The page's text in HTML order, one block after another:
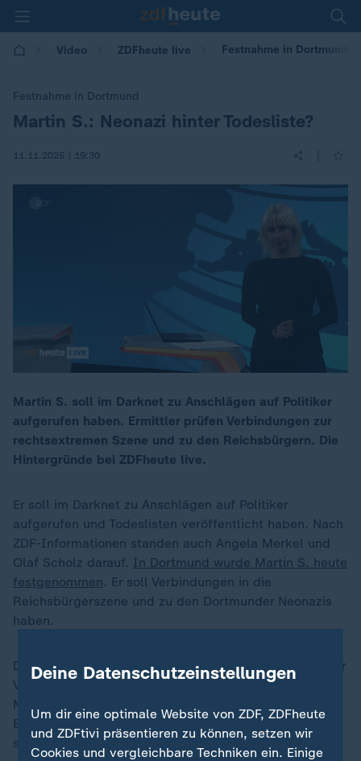
Video ZDFheute live Festnahme in Dortmund:
Festnahme in Dortmund
:Martin S.: Neonazi hinter Todesliste?
11.11.2025 | 19:30
00:17
Martin S. soll im Darknet zu Anschlägen auf Politiker
aufgerufen haben. Ermittler prüfen Verbindungen zur
rechtsextremen Szene und zu den Reichsbürgern. Die
Hintergründe bei ZDFheute live.
Er soll im Darknet zu Anschlägen auf Politiker
aufgerufen und Todeslisten veröffentlicht haben. Nach
ZDF-Informationen standen auch Angela Merkel und
Olaf Scholz darauf. In Dortmund wurde Martin S. heute
festgenommen. Er soll Verbindungen in die
Reichsbürgerszene und zu den Dortmunder Neonazis
haben.
Die Bundesanwaltschaft hat den Fall übernommen. Der
Verdächtige Martin S., ein Deutsch-Pole, wurde am
Montagabend von Spezialkräften des
Bundeskriminalamts festgenommen und befindet sich
seitdem in Untersuchungshaft.
Deine Datenschutzeinstellungen
Um dir eine optimale Website von ZDF, ZDFheute
und ZDFtivi präsentieren zu können, setzen wir
Cookies und vergleichbare Techniken ein. Einige